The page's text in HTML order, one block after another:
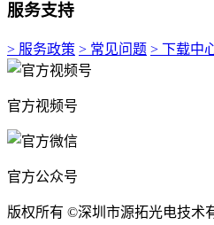
服务支持
> 服务政策 > 常见问题 > 下载中
官方视频号
官方公众号
版权所有 ©深圳市源拓光电技术